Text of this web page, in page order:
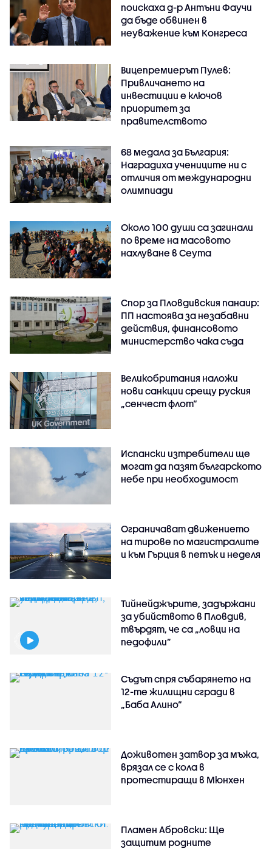
поискаха д-р Антъни Фаучи
да бъде обвинен в
неуважение към Конгреса
Вицепремиерът Пулев:
Привличането на
инвестиции е ключов
приоритет за
правителството
68 медала за България:
Наградиха учениците ни с
отличия от международни
олимпиади
Около 100 души са загинали
по време на масовото
нахлуване в Сеута
Спор за Пловдивския панаир:
ПП настоява за незабавни
действия, финансовото
министерство чака съда
Великобритания наложи
нови санкции срещу руския
„сенчест флот“
Испански изтребители ще
могат да пазят българското
небе при необходимост
Ограничават движението
на тирове по магистралите
и към Гърция в петък и неделя
Тийнейджърите, задържани
за убийството в Пловдив,
твърдят, че са „ловци на
педофили”
Съдът спря събарянето на
12-те жилищни сгради в
„Баба Алино“
Доживотен затвор за мъжа,
врязал се с кола в
протестиращи в Мюнхен
Пламен Абровски: Ще
защитим родните